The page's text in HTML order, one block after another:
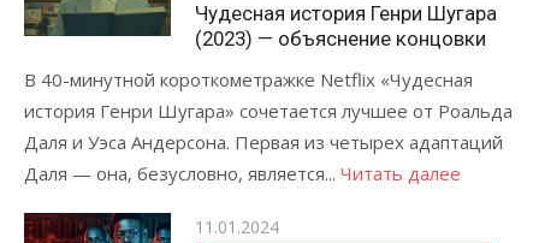
Чудесная история Генри Шугара
(2023) — объяснение концовки
В 40-минутной короткометражке Netflix «Чудесная
история Генри Шугара» сочетается лучшее от Роальда
Даля и Уэса Андерсона. Первая из четырех адаптаций
Даля — она, безусловно, является... Читать далее
Posted
11.01.2024